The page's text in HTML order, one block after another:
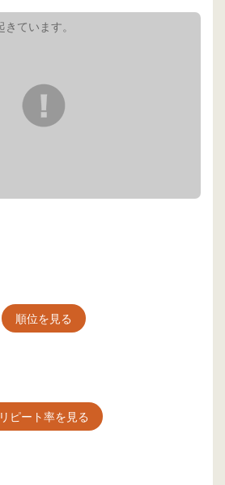
順位を見る
リピート率を見る